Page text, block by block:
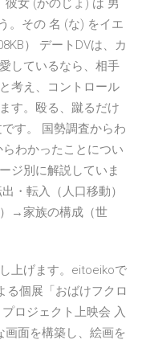
彼女 (かのじょ) は 男
。その 名 (な) をイエ
） デートDVは、カ
しているなら、相手
考え、コントロール
す。殴る、蹴るだけ
す。 国勢調査からわ
わかったことについ
ジ別に解説していま
・転入（人口移動）
→家族の構成（世
上げます。eitoeikoで
る個展「おばけフクロ
ロジェクト上映会 入
面を構築し、絵画を